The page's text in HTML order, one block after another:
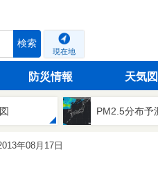
検索
現在地
防災情報 天気図
PM2.5分布予
年08月17日